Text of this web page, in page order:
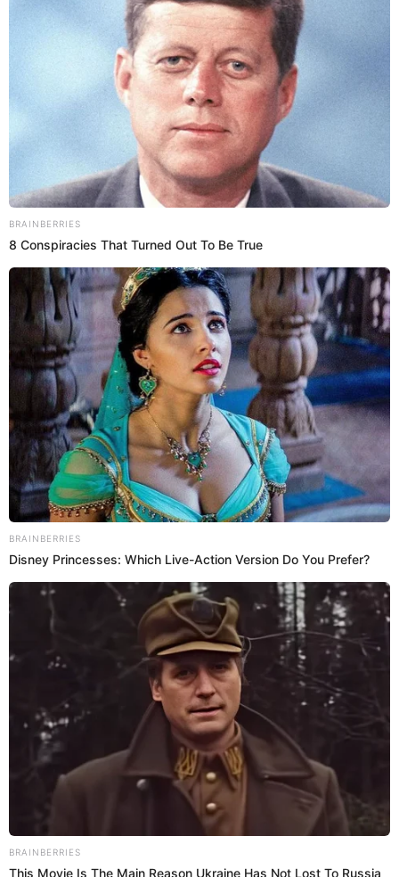
Amor de madre: señora, pese a su edad, baila
música techno para ayudar a su hijo
La señora, sin vergüenza de nada, salió a trabajar con su hijo en
silla de ruedas y pidió una colaboración a cambio de ayuda
económica para salir adelante.
Virales El Popular
19 Ago 2022 | 22:07 h
Amor de madre: Dos mujeres donan sus riñones
para salvar la vida de sus hijas
Victoria y Anel, ambas de 19 años, fueron trasplantadas con éxito
en el Hospital Rebagliati gracias al acto de desprendimiento de las
progenitoras.
Actualidad El Popular
EsSalud
Futbolista de 14 años dedicó gol a su madre,
quien vendía marcianos en las tribunas [FOTOS]